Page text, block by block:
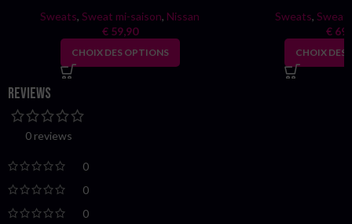
Sweats,Sweat mi-saison, Nissan
€59,90
CHOIX DES OPTIONS
Sweats,Sweat
€
CHOIX DES
Reviews
0 reviews
0
0
0